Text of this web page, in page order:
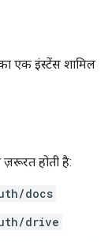
एक इंस्टेंस शामिल
होती है:
docs
drive